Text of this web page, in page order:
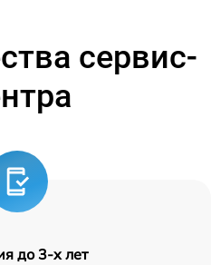
сервис-
до 3-х лет